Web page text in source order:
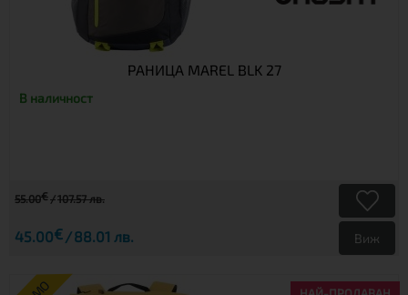
РАНИЦА MAREL BLK 27
В наличност
55.00€ 107.57 лв.
45.00€ 88.01 лв. Виж